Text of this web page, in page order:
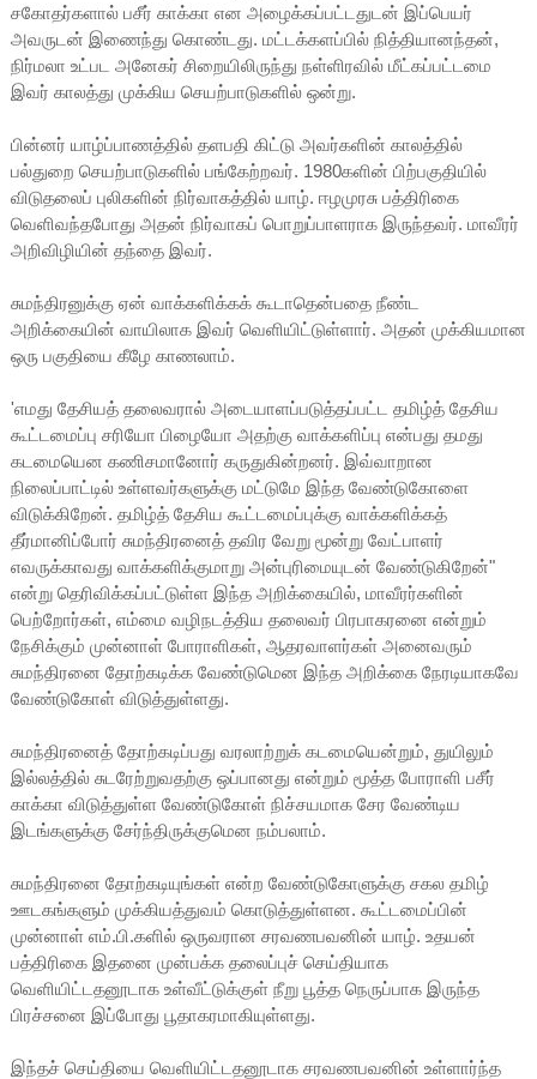
சகோதர்களால் பசீர் காக்கா என அழைக்கப்பட்டதுடன் இப்பெயர்
அவருடன் இணைந்து கொண்டது. மட்டக்களப்பில் நித்தியானந்தன்,
நிர்மலா உட்பட அனேகர் சிறையிலிருந்து நள்ளிரவில் மீட்கப்பட்டமை
இவர் காலத்து முக்கிய செயற்பாடுகளில் ஒன்று.
பின்னர் யாழ்ப்பாணத்தில் தளபதி கிட்டு அவர்களின் காலத்தில்
பல்துறை செயற்பாடுகளில் பங்கேற்றவர். 1980களின் பிற்பகுதியில்
விடுதலைப் புலிகளின் நிர்வாகத்தில் யாழ். ஈழமுரசு பத்திரிகை
வெளிவந்தபோது அதன் நிர்வாகப் பொறுப்பாளராக இருந்தவர். மாவீரர்
அறிவிழியின் தந்தை இவர்.
சுமந்திரனுக்கு ஏன் வாக்களிக்கக் கூடாதென்பதை நீண்ட
அறிக்கையின் வாயிலாக இவர் வெளியிட்டுள்ளார். அதன் முக்கியமான
ஒரு பகுதியை கீழே காணலாம்.
'எமது தேசியத் தலைவரால் அடையாளப்படுத்தப்பட்ட தமிழ்த் தேசிய
கூட்டமைப்பு சரியோ பிழையோ அதற்கு வாக்களிப்பு என்பது தமது
கடமையென கணிசமானோர் கருதுகின்றனர். இவ்வாறான
நிலைப்பாட்டில் உள்ளவர்களுக்கு மட்டுமே இந்த வேண்டுகோளை
விடுக்கிறேன். தமிழ்த் தேசிய கூட்டமைப்புக்கு வாக்களிக்கத்
தீர்மானிப்போர் சுமந்திரனைத் தவிர வேறு மூன்று வேட்பாளர்
எவருக்காவது வாக்களிக்குமாறு அன்புரிமையுடன் வேண்டுகிறேன்"
என்று தெரிவிக்கப்பட்டுள்ள இந்த அறிக்கையில், மாவீரர்களின்
பெற்றோர்கள், எம்மை வழிநடத்திய தலைவர் பிரபாகரனை என்றும்
நேசிக்கும் முன்னாள் போராளிகள், ஆதரவாளர்கள் அனைவரும்
சுமந்திரனை தோற்கடிக்க வேண்டுமென இந்த அறிக்கை நேரடியாகவே
வேண்டுகோள் விடுத்துள்ளது.
சுமந்திரனைத் தோற்கடிப்பது வரலாற்றுக் கடமையென்றும், துயிலும்
இல்லத்தில் சுடரேற்றுவதற்கு ஒப்பானது என்றும் மூத்த போராளி பசீர்
காக்கா விடுத்துள்ள வேண்டுகோள் நிச்சயமாக சேர வேண்டிய
இடங்களுக்கு சேர்ந்திருக்குமென நம்பலாம்.
சுமந்திரனை தோற்கடியுங்கள் என்ற வேண்டுகோளுக்கு சகல தமிழ்
ஊடகங்களும் முக்கியத்துவம் கொடுத்துள்ளன. கூட்டமைப்பின்
முன்னாள் எம்.பி.களில் ஒருவரான சரவணபவனின் யாழ். உதயன்
பத்திரிகை இதனை முன்பக்க தலைப்புச் செய்தியாக
வெளியிட்டதனூடாக உள்வீட்டுக்குள் நீறு பூத்த நெருப்பாக இருந்த
பிரச்சனை இப்போது பூதாகரமாகியுள்ளது.
இந்தச் செய்தியை வெளியிட்டதனூடாக சரவணபவனின் உள்ளார்ந்த